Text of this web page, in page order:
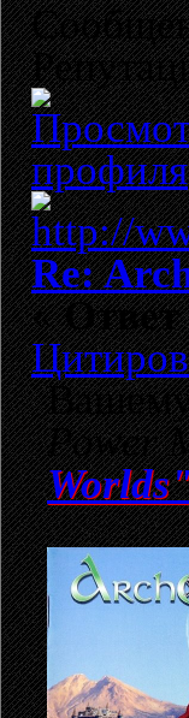
Re:
«Ответ
Power